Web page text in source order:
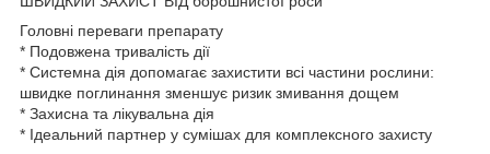
Головні переваги препарату
* Подовжена тривалість дії
* Системна дія допомагає захистити всі частини рослини:
швидке поглинання зменшує ризик змивання дощем
* Захисна та лікувальна дія
* Ідеальний партнер у сумішах для комплексного захисту